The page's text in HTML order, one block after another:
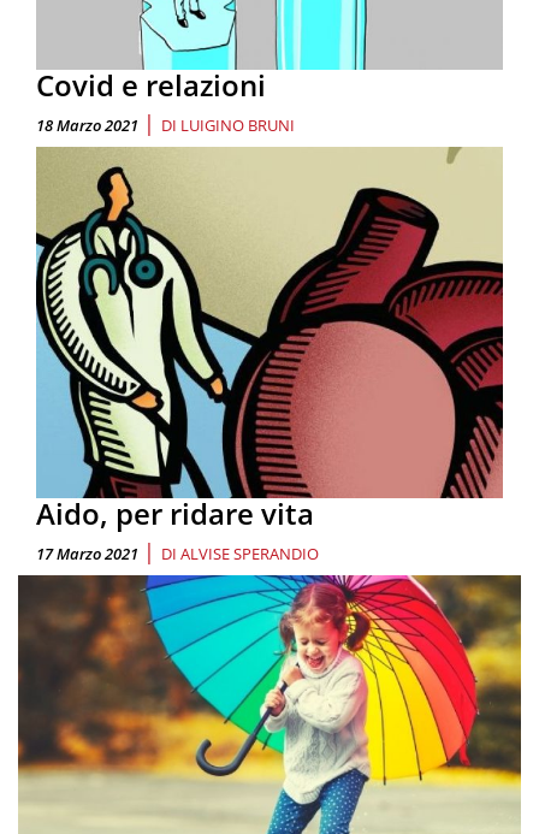
Covid e relazioni
18 Marzo 2021 | DI LUIGINO BRUNI
Aido, per ridare vita
17 Marzo 2021 | DI ALVISE SPERANDIO